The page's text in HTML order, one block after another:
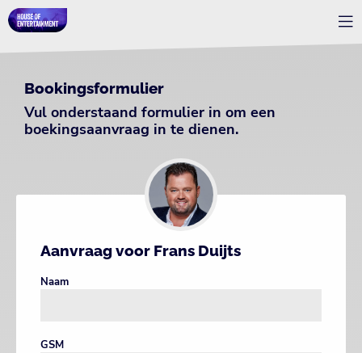
Bookingsformulier
Vul onderstaand formulier in om een
boekingsaanvraag in te dienen.
Aanvraag voor Frans Duijts
Naam
GSM